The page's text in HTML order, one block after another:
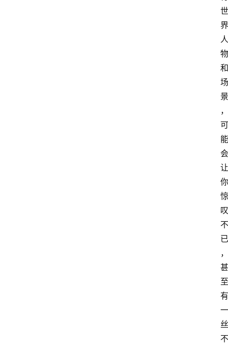
世
界
人
物
和
场
景
，
可
能
会
让
你
惊
叹
不
已
，
甚
至
有
一
丝
不